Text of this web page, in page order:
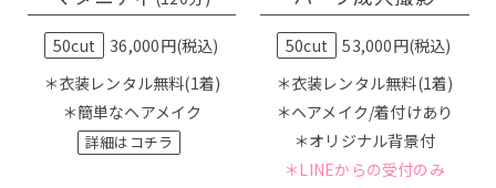
50cut
36,000円(税込)
＊衣装レンタル無料(1着)
＊簡単なヘアメイク
詳細はコチラ
50cut
53,000円(税込)
＊衣装レンタル無料(1着)
＊ヘアメイク/着付けあり
＊オリジナル背景付
＊LINEからの受付のみ